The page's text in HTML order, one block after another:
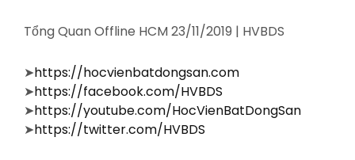
Tổng Quan Offline HCM 23/11/2019 | HVBDS
➤https://hocvienbatdongsan.com
➤https://facebook.com/HVBDS
➤https://youtube.com/HocVienBatDongSan
➤https://twitter.com/HVBDS